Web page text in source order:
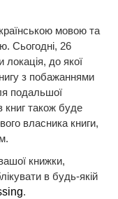
мовою та
Сьогодні, 26
локація, до якої
з побажаннями
подальшої
книг також буде
власника книги,
книжки,
в будь-якій
.